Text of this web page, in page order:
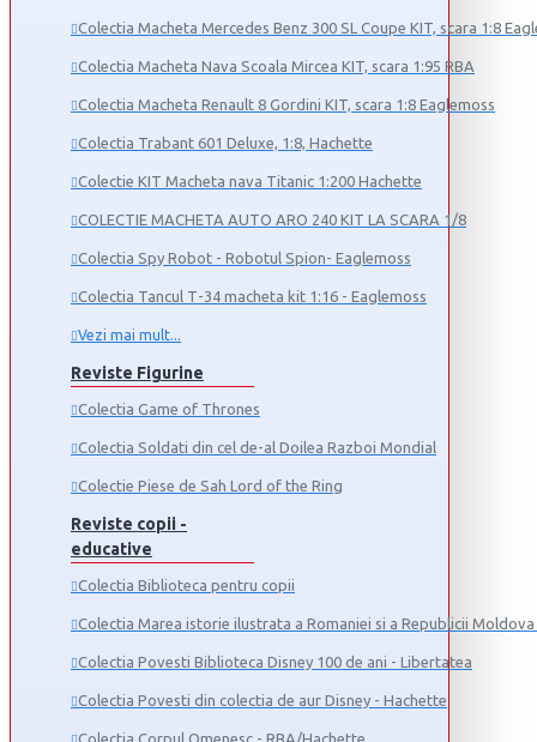
Colectia Macheta Mercedes Benz 300 SL Coupe KIT, scara 1:8
Colectia Macheta Nava Scoala Mircea KIT, scara 1:95 RBA
Colectia Macheta Renault 8 Gordini KIT, scara 1:8 Eaglemoss
Colectia Trabant 601 Deluxe, 1:8, Hachette
Colectie KIT Macheta nava Titanic 1:200 Hachette
COLECTIE MACHETA AUTO ARO 240 KIT LA SCARA 1/8
Colectia Spy Robot - Robotul Spion- Eaglemoss
Colectia Tancul Т-34 macheta kit 1:16 - Eaglemoss
Vezi mai mult...
Reviste Figurine
Colectia Game of Thrones
Colectia Soldati din cel de-al Doilea Razboi Mondial
Colectie Piese de Sah Lord of the Ring
Reviste copii -
educative
Colectia Biblioteca pentru copii
Colectia Marea istorie ilustrata a Romaniei si a Republicii
Colectia Povesti Biblioteca Disney 100 de ani - Libertatea
Colectia Povesti din colectia de aur Disney - Hachette
Colectia Corpul Omenesc - RBA/Hachette